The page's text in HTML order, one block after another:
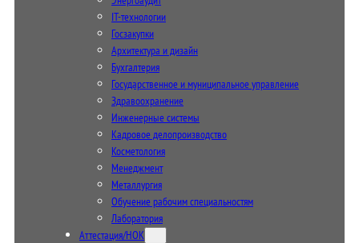
IT-технологии
Госзакупки
Архитектура и дизайн
Бухгалтерия
Государственное и муниципальное управление
Здравоохранение
Инженерные системы
Кадровое делопроизводство
Косметология
Менеджмент
Металлургия
Обучение рабочим специальностям
Лаборатория
Аттестация/НОК